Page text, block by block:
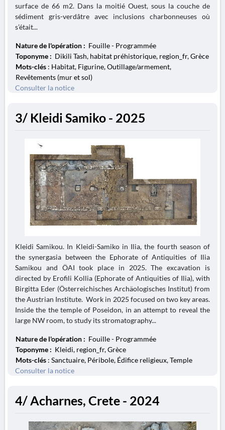
surface de 66 m2. Dans la moitié Ouest, sous la couche de
sédiment gris-verdâtre avec inclusions charbonneuses où
s’était...
Nature de l'opération : Fouille - Programmée
Toponyme : Dikili Tash, habitat préhistorique, region_fr, Grèce
Mots-clés : Habitat, Figurine, Outillage/armement,
Revêtements (mur et sol)
Consulter la notice
3/ Kleidi Samiko - 2025
Kleidi Samikou. In Kleidi-Samiko in Ilia, the fourth season of
the synergasia between the Ephorate of Antiquities of Ilia
Samikou and ÖAI took place in 2025. The excavation is
directed by Erofili Kollia (Ephorate of Antiquities of Ilia), with
Birgitta Eder (Österreichisches Archäologisches Institut) from
the Austrian Institute. Work in 2025 focused on two key areas.
Inside the the temple of Poseidon, in an attempt to reveal the
large NW room, to study its stromatography...
Nature de l'opération : Fouille - Programmée
Toponyme : Kleidi, region_fr, Grèce
Mots-clés : Sanctuaire, Péribole, Édifice religieux, Temple
Consulter la notice
4/ Acharnes, Crete - 2024